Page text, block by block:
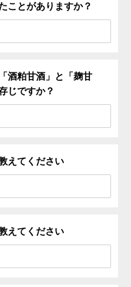
ことがありますか？
酒粕甘酒」と「麹甘
じですか？
えてください
えてください